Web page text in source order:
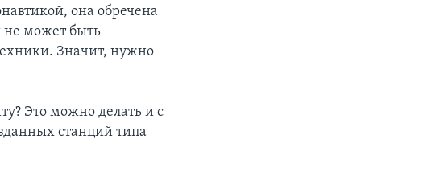
она обречена
не может быть
Значит, нужно
Это можно делать и с
станций типа